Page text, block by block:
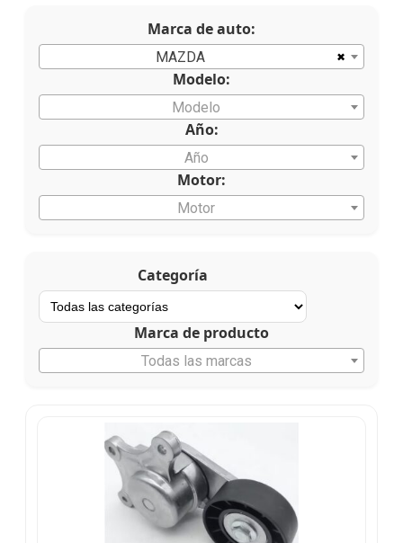
Marca de auto:
×
MAZDA
Modelo:
Modelo
Año:
Año
Motor:
Motor
Categoría
Marca de producto
Todas las marcas